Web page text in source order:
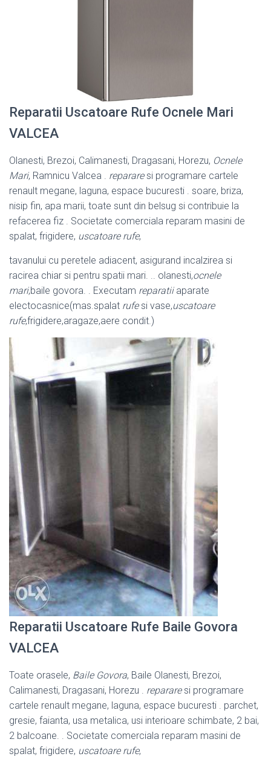
Reparatii Uscatoare Rufe Ocnele Mari
VALCEA
Olanesti, Brezoi, Calimanesti, Dragasani, Horezu, Ocnele
Mari, Ramnicu Valcea . repararesi programare cartele
renault megane, laguna, espace bucuresti . soare, briza,
nisip fin, apa marii, toate sunt din belsug si contribuie la
refacerea fiz . Societate comerciala reparam masini de
spalat, frigidere, uscatoare rufe,
tavanului cu peretele adiacent, asigurand incalzirea si
racirea chiar si pentru spatii mari. .. olanesti,ocnele
mari,baile govora. . Executam reparatiiaparate
electocasnice(mas.spalat rufesi vase,uscatoare
rufe,frigidere,aragaze,aere condit.)
Reparatii Uscatoare Rufe Baile Govora
VALCEA
Toate orasele, Baile Govora, Baile Olanesti, Brezoi,
Calimanesti, Dragasani, Horezu . repararesi programare
cartele renault megane, laguna, espace bucuresti . parchet,
gresie, faianta, usa metalica, usi interioare schimbate, 2 bai,
2 balcoane. . Societate comerciala reparam masini de
spalat, frigidere, uscatoare rufe,